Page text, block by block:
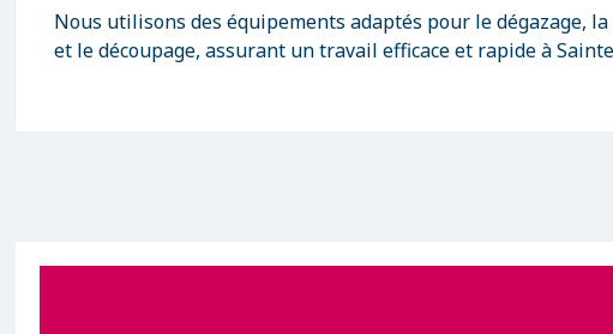
Nous utilisons des équipements adaptés pour le dégazage,
et le découpage, assurant un travail efficace et rapide à